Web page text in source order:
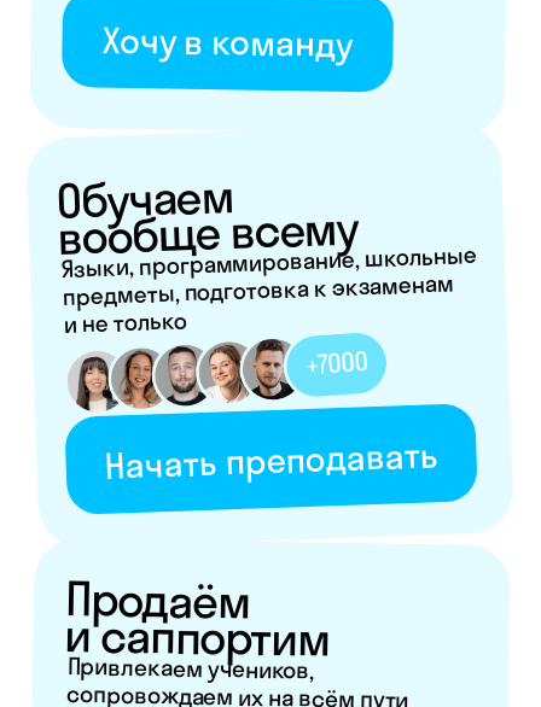
Начать преподавать
Продаём
и саппортим
Привлекаем учеников,
сопровождаем их на всём пути
и делаем наш сервис лучше
Мне сюда
Влюбляем
в учёбу
взрослых и детей